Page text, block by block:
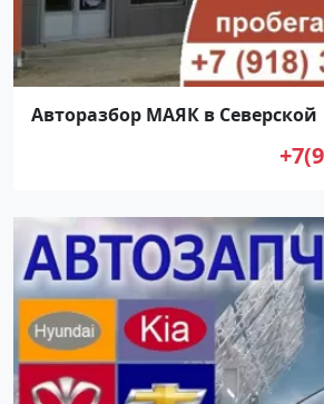
Авторазбор МАЯК в Северской